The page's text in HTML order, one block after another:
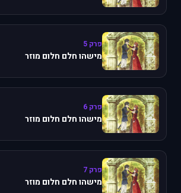
פרק 5
מישהו חלם חלום מוזר
פרק 6
מישהו חלם חלום מוזר
פרק 7
מישהו חלם חלום מוזר